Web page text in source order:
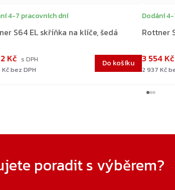
S64 EL skříňka na klíče, šedá
4-7 pracovních dní
bez DPH
Kč Do košíku
Rottner
Dodání
2 937 Kč
3 554 Kč
poradit s výběrem?